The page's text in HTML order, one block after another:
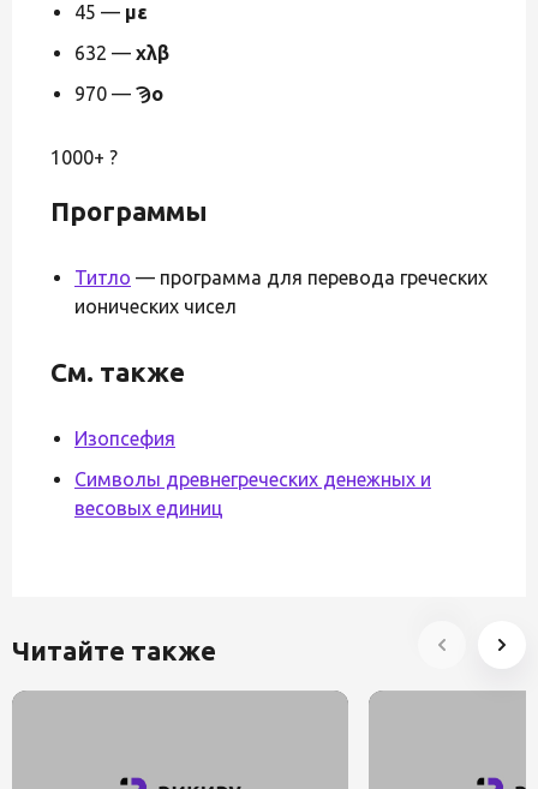
45 — με
632 — χλβ
970 — Ϡο
1000+ ?
Программы
Титло — программа для перевода греческих
ионических чисел
См. также
Изопсефия
Символы древнегреческих денежных и
весовых единиц
Читайте также